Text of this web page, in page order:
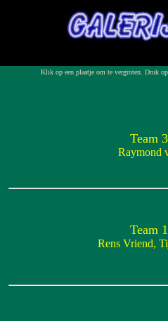
Klik op een plaatje om te vergroten. Druk
Team
Raymond
Team
Rens Vriend,